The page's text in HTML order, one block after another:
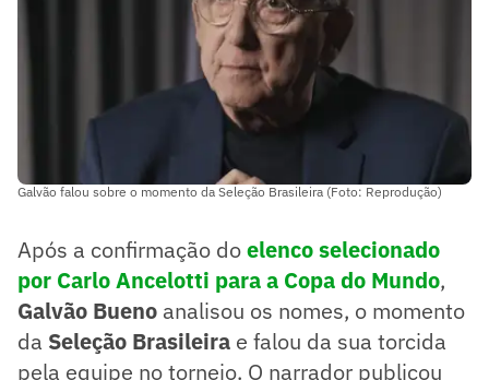
Galvão falou sobre o momento da Seleção Brasileira (Foto: Reprodução)
Após a confirmação doelenco selecionado
por Carlo Ancelotti para a Copa do Mundo,
Galvão Bueno analisou os nomes, o momento
da Seleção Brasileira e falou da sua torcida
pela equipe no torneio. O narrador publicou